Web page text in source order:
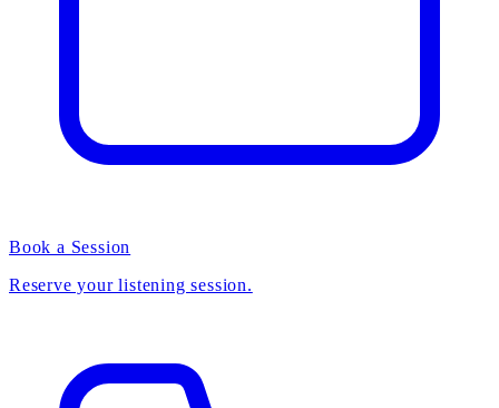
Book a Session
Reserve your listening session.